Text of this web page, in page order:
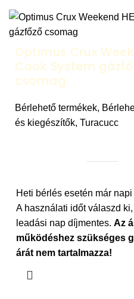
Optimus Crux
Cook System
csomag
Bérlehető termékek,
és kiegészítők, Turacucc
Heti bérlés esetén már napi
A használati időt válaszd
leadási nap díjmentes. Az
működéshez szükséges
árát nem tartalmazza!